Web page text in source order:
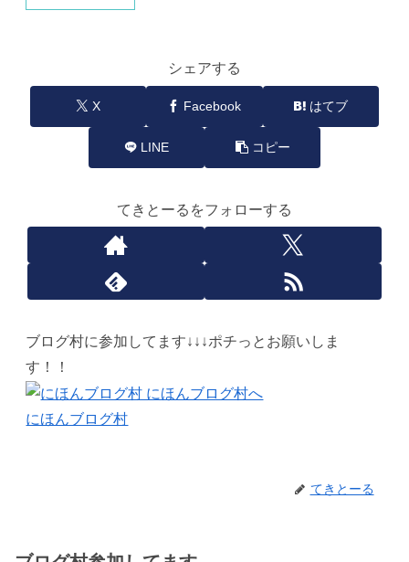
シェアする
X Facebook はてブ
LINE コピー
てきとーるをフォローする
ブログ村に参加してます↓↓↓ポチっとお願いしま
す！！
にほんブログ村
てきとーる